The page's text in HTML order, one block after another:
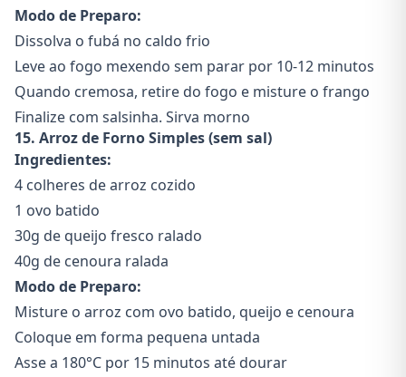
Modo de Preparo:
Dissolva o fubá no caldo frio
Leve ao fogo mexendo sem parar por 10-12 minutos
Quando cremosa, retire do fogo e misture o frango
Finalize com salsinha. Sirva morno
15. Arroz de Forno Simples (sem sal)
Ingredientes:
4 colheres de arroz cozido
1 ovo batido
30g de queijo fresco ralado
40g de cenoura ralada
Modo de Preparo:
Misture o arroz com ovo batido, queijo e cenoura
Coloque em forma pequena untada
Asse a 180°C por 15 minutos até dourar